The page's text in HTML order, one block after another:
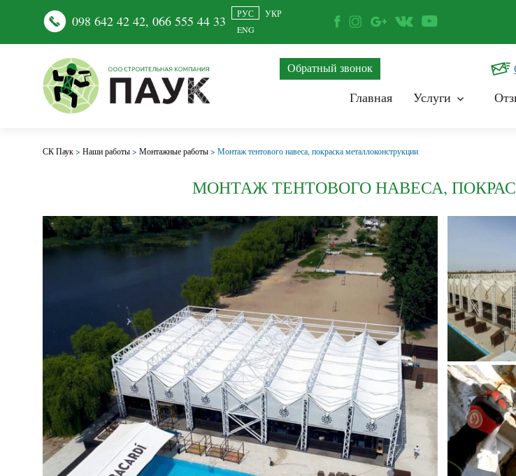
098 642 42 42,066 555 44 33 РУС
УКР
ENG
Обратный звонок
Главная Услуги
СК Паук>Наши работы>Монтажные работы>Монтаж тентового навеса, покраска металлоконструкции
МОНТАЖ ТЕНТОВОГО НАВЕСА,